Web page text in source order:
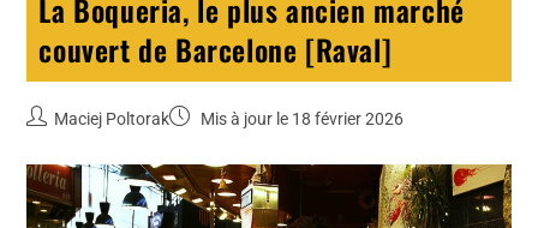
La Boqueria, le plus ancien marché
couvert de Barcelone [Raval]
Maciej Poltorak Mis à jour le 18 février 2026